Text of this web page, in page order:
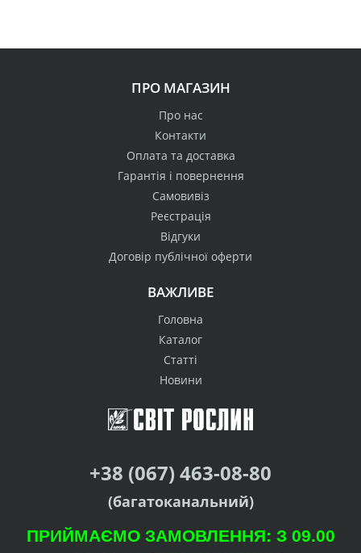
ПРО МАГАЗИН
Про нас
Контакти
Оплата та доставка
Гарантія і повернення
Самовивіз
Реєстрація
Відгуки
Договір публічної оферти
ВАЖЛИВЕ
Головна
Каталог
Статті
Новини
+38 (067) 463-08-80
(багатоканальний)
ПРИЙМАЄМО ЗАМОВЛЕННЯ: З 09.00